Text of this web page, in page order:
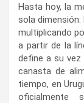
Hasta hoy, la
sola dimensión:
multiplicando
a partir de la
define a su
canasta de
tiempo, en
oficialmente